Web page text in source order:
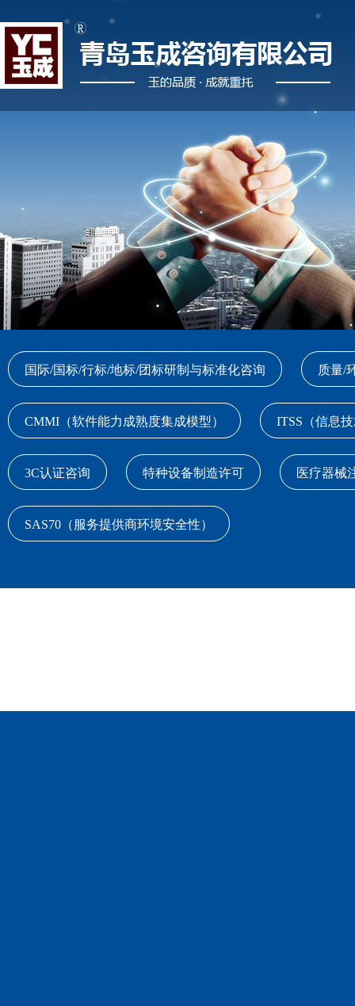
国际/国标/行标/地标/团标研制与标准化咨询 质量/
CMMI（软件能力成熟度集成模型） ITSS（信息
3C认证咨询 特种设备制造许可 医疗器械
SAS70（服务提供商环境安全性）